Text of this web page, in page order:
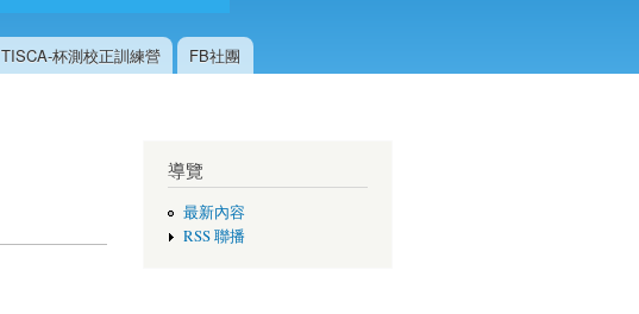
TISCA-杯測校正訓練營 FB社團
導覽
最新內容
RSS 聯播